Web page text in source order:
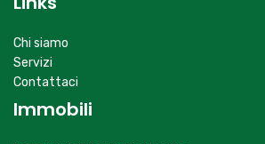
Corso Roma 18 e Via Papa Giovanni XXIII n°34
059650613
mo_carpicentro@primacasa.it